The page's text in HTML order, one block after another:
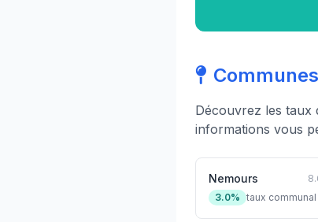
Découvrez les taux
informations vous
Nemours
3.0% taux communal